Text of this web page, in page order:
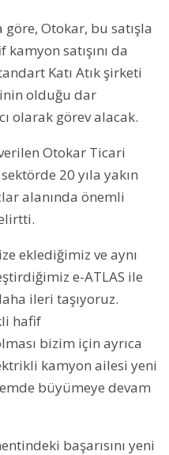
göre,​​​​​​​ Otokar, bu satışla
satışını da
Katı Atık şirketi
olduğu dar
olarak görev alacak.
Otokar Ticari
20 yıla yakın
alanında önemli
eklediğimiz ve aynı
e-ATLAS ile
ileri taşıyoruz.
hafif
bizim için ayrıca
kamyon ailesi yeni
büyümeye devam
başarısını yeni